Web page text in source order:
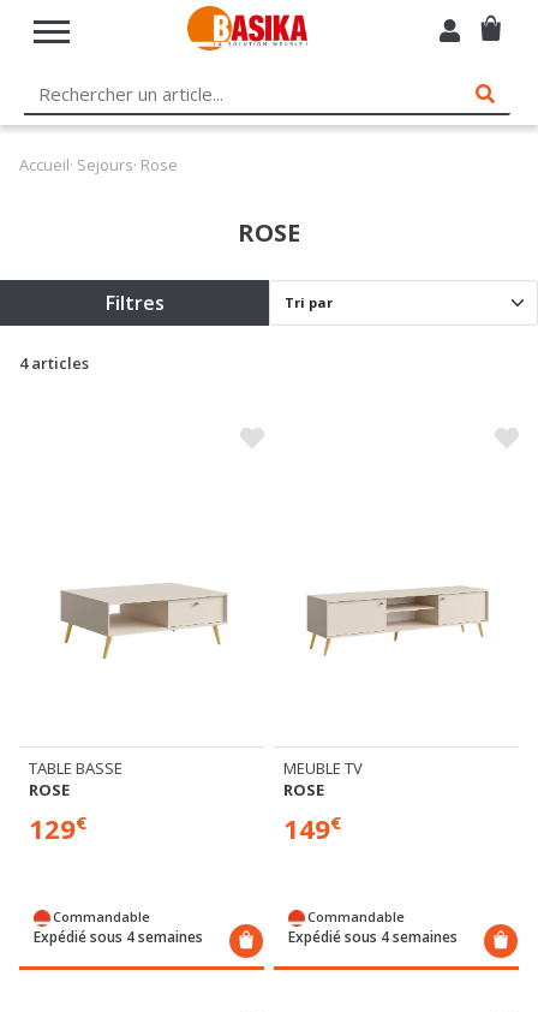
Accueil· Sejours· Rose
ROSE
Filtres
4 articles
TABLE BASSE
ROSE
129€
Commandable
Expédié sous 4 semaines
MEUBLE TV
ROSE
149€
Commandable
Expédié sous 4 semaines